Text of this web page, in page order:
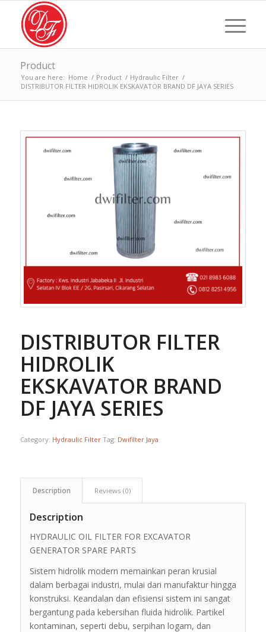
Product
You are here: Home / Product / Hydraulic Filter /
DISTRIBUTOR FILTER HIDROLIK EKSKAVATOR BRAND DF JAYA SERIES
DISTRIBUTOR FILTER
HIDROLIK
EKSKAVATOR BRAND
DF JAYA SERIES
Category: Hydraulic Filter Tag: Dwifilter Jaya
Description Reviews (0)
Description
HYDRAULIC OIL FILTER FOR EXCAVATOR
GENERATOR SPARE PARTS
Sistem hidrolik modern memainkan peran krusial
dalam berbagai industri, mulai dari manufaktur hingga
konstruksi. Keandalan dan efisiensi sistem ini sangat
bergantung pada kebersihan fluida hidrolik. Partikel
kontaminan, seperti debu, serpihan logam, dan